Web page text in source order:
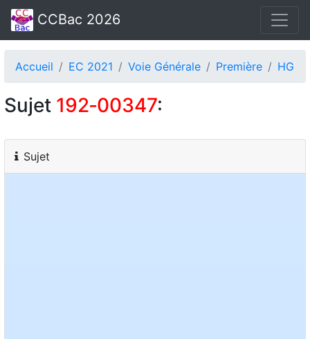
CCBac 2026
Accueil EC 2021 Voie Générale Première HG
Sujet 192‑00347:
Sujet